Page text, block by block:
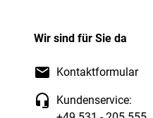
Wir sind für Sie da
Kontaktformular
Kundenservice: